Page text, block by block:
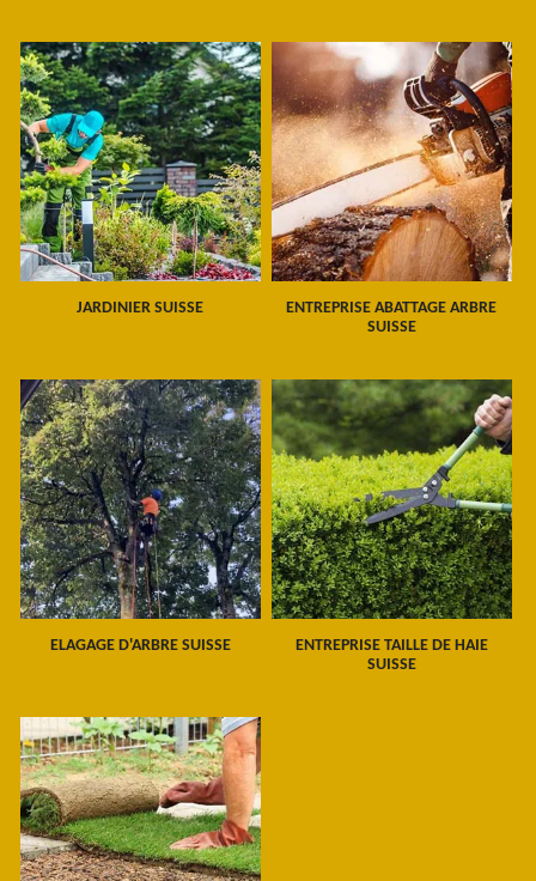
JARDINIER SUISSE
ENTREPRISE ABATTAGE ARBRE
SUISSE
ELAGAGE D'ARBRE SUISSE
ENTREPRISE TAILLE DE HAIE
SUISSE